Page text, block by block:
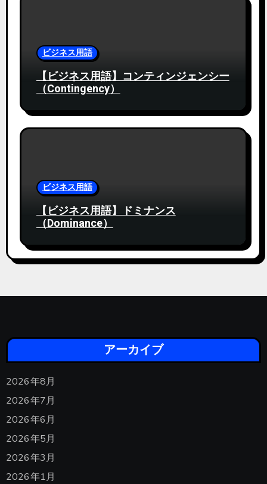
ビジネス用語
【ビジネス用語】コンティンジェンシー
（Contingency）
ビジネス用語
【ビジネス用語】ドミナンス
（Dominance）
アーカイブ
2026年8月
2026年7月
2026年6月
2026年5月
2026年3月
2026年1月